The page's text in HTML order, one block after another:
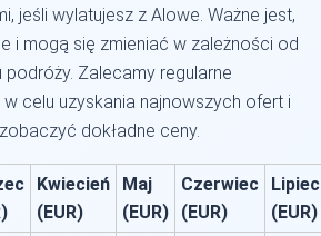
jeśli wylatujesz z Alowe. Ważne jest,
i mogą się zmieniać w zależności od
Zalecamy regularne
celu uzyskania najnowszych ofert i
dokładne ceny.
Kwiecień
(EUR)
Maj
(EUR)
Czerwiec
(EUR)
Lipiec
(EUR)